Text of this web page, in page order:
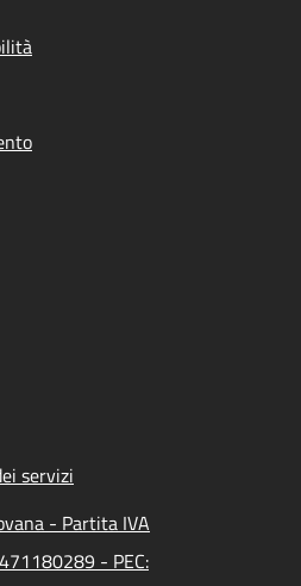
servizi
- Partita IVA
- PEC: